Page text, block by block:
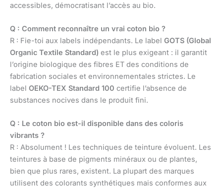
accessibles, démocratisant l’accès au bio.
Q : Comment reconnaître un vrai coton bio ?
R : Fie-toi aux labels indépendants. Le label GOTS (Global
Organic Textile Standard) est le plus exigeant : il garantit
l’origine biologique des fibres ET des conditions de
fabrication sociales et environnementales strictes. Le
label OEKO-TEX Standard 100 certifie l’absence de
substances nocives dans le produit fini.
Q : Le coton bio est-il disponible dans des coloris
vibrants ?
R : Absolument ! Les techniques de teinture évoluent. Les
teintures à base de pigments minéraux ou de plantes,
bien que plus rares, existent. La plupart des marques
utilisent des colorants synthétiques mais conformes aux